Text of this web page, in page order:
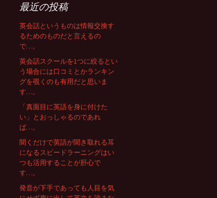
ー
シ
ョ
ン
最近の投稿
英会話というものは情報交換す
るためのものだと言えるの
で…。
英会話スクールを1つに絞るとい
う場合には口コミとかランキン
グを覗くのも有用だと思いま
す…。
「真面目に英語を身に付けた
い」とおっしゃるのであれ
ば…。
聞くだけで英語が聞き取れる耳
になるスピードラーニングはい
つも活用することが肝心で
す…。
発音が下手であっても人目を気